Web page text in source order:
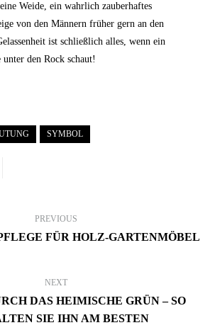
Weide, ein wahrlich zauberhaftes
von den Männern früher gern an den
ist schließlich alles, wenn ein
den Rock schaut!
SYMBOL
PREVIOUS
FÜR HOLZ-GARTENMÖBEL
NEXT
DAS HEIMISCHE GRÜN – SO
SIE IHN AM BESTEN